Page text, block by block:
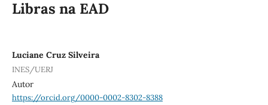
Libras na EAD
Luciane Cruz Silveira
INES/UERJ
Autor
https://orcid.org/0000-0002-8302-8388